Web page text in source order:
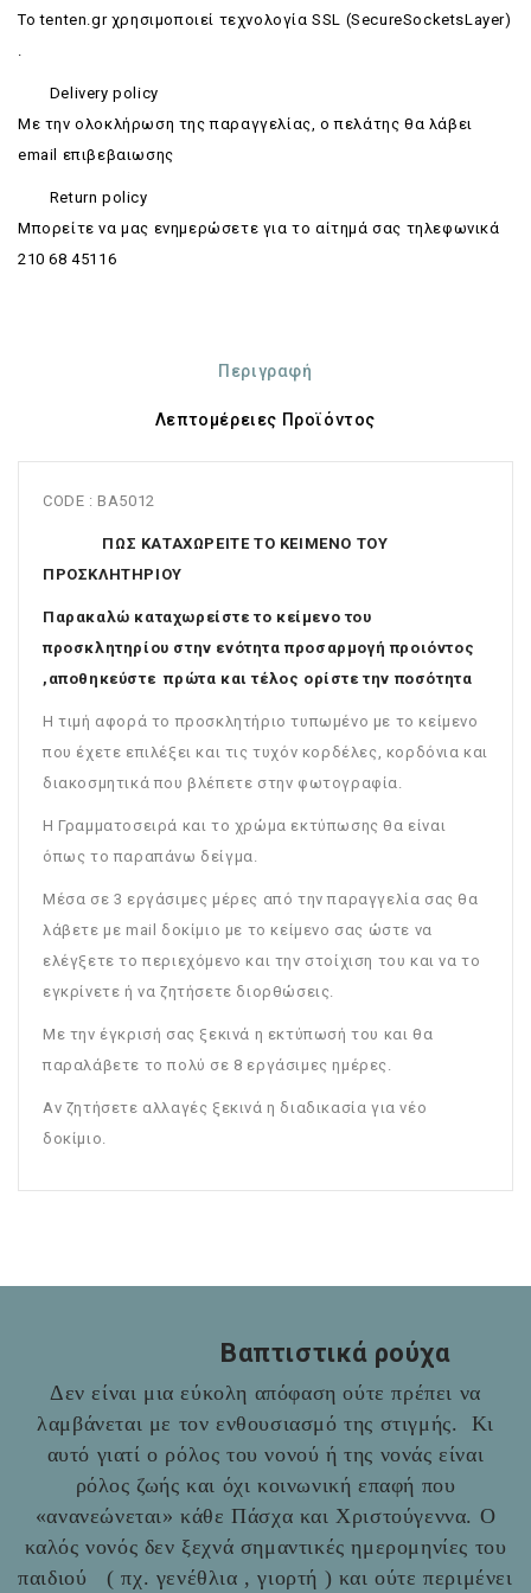
Το tenten.gr χρησιμοποιεί τεχνολογία SSL (SecureSocketsLayer)
Delivery policy
Με την ολοκλήρωση της παραγγελίας, ο πελάτης θα λάβει
email επιβεβαιωσης
Return policy
Mπορείτε να μας ενημερώσετε για το αίτημά σας τηλεφωνικά
210 68 45116
Περιγραφή
Λεπτομέρειες Προϊόντος
CODE : BA5012
ΠΩΣ ΚΑΤΑΧΩΡΕΙΤΕ ΤΟ ΚΕΙΜΕΝΟ ΤΟΥ
ΠΡΟΣΚΛΗΤΗΡΙΟΥ
Παρακαλώ καταχωρείστε το κείμενο του
προσκλητηρίου στην ενότητα προσαρμογή προιόντος
,αποθηκεύστε πρώτα και τέλος ορίστε την ποσότητα
Η τιμή αφορά το προσκλητήριο τυπωμένο με το κείμενο
που έχετε επιλέξει και τις τυχόν κορδέλες, κορδόνια και
διακοσμητικά που βλέπετε στην φωτογραφία.
Η Γραμματοσειρά και το χρώμα εκτύπωσης θα είναι
όπως το παραπάνω δείγμα.
Μέσα σε 3 εργάσιμες μέρες από την παραγγελία σας θα
λάβετε με mail δοκίμιο με το κείμενο σας ώστε να
ελέγξετε το περιεχόμενο και την στοίχιση του και να το
εγκρίνετε ή να ζητήσετε διορθώσεις.
Με την έγκρισή σας ξεκινά η εκτύπωσή του και θα
παραλάβετε το πολύ σε 8 εργάσιμες ημέρες.
Αν ζητήσετε αλλαγές ξεκινά η διαδικασία για νέο
δοκίμιο.
Βαπτιστικά ρούχα
Δεν είναι μια εύκολη απόφαση ούτε πρέπει να
λαμβάνεται με τον ενθουσιασμό της στιγμής. Κι
αυτό γιατί ο ρόλος του νονού ή της νονάς είναι
ρόλος ζωής και όχι κοινωνική επαφή που
«ανανεώνεται» κάθε Πάσχα και Χριστούγεννα. Ο
καλός νονός δεν ξεχνά σημαντικές ημερομηνίες του
παιδιού ( πχ. γενέθλια , γιορτή ) και ούτε περιμένει